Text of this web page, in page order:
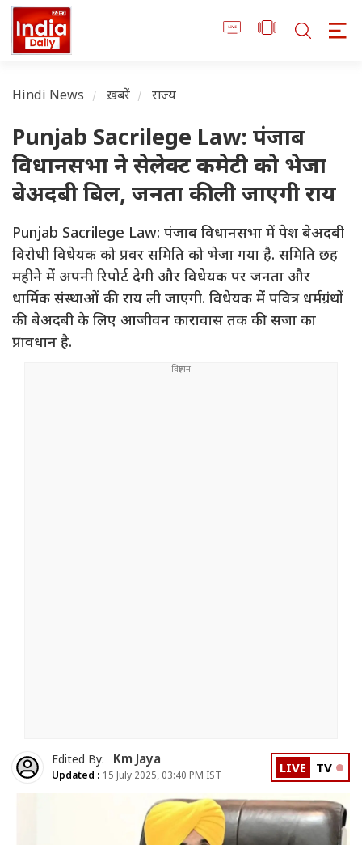
Hindi News ख़बरें राज्य
Punjab Sacrilege Law: पंजाब
विधानसभा ने सेलेक्ट कमेटी को भेजा
बेअदबी बिल, जनता की ली जाएगी राय
Punjab Sacrilege Law: पंजाब विधानसभा में पेश बेअदबी
विरोधी विधेयक को प्रवर समिति को भेजा गया है. समिति छह
महीने में अपनी रिपोर्ट देगी और विधेयक पर जनता और
धार्मिक संस्थाओं की राय ली जाएगी. विधेयक में पवित्र धर्मग्रंथों
की बेअदबी के लिए आजीवन कारावास तक की सजा का
प्रावधान है.
Edited By: Km Jaya
Updated : 15 July 2025, 03:40 PM IST LIVE TV